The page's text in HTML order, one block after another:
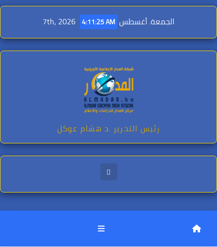
Skip
content
الجمعة. أغسطس 7th, 2026 4:11:26 AM
رئيس التحرير .د هشام عوكل